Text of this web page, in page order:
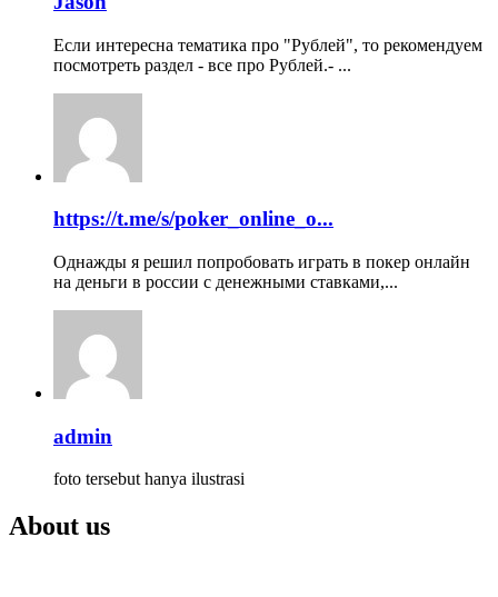
Если интересна тематика про "Рублей", то рекомендуем
посмотреть раздел - все про Рублей.- ...
https://t.me/s/poker_online_o...
Однажды я решил попробовать играть в покер онлайн
на деньги в россии с денежными ставками,...
admin
foto tersebut hanya ilustrasi
About us